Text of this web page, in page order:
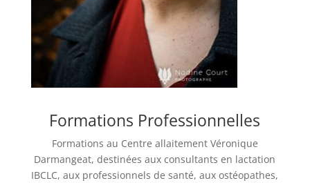
Formations Professionnelles
Formations au Centre allaitement Véronique
Darmangeat, destinées aux consultants en lactation
IBCLC, aux professionnels de santé, aux ostéopathes,